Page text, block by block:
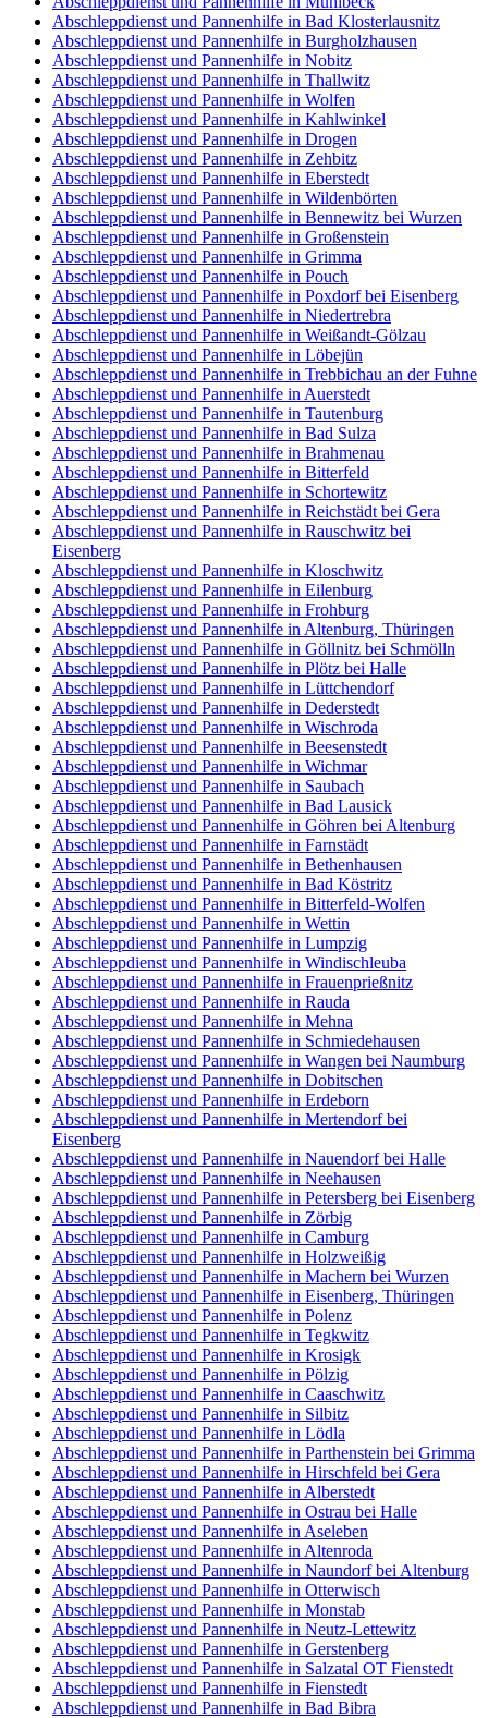
Abschleppdienst und Pannenhilfe in Bad Klosterlausnitz
Abschleppdienst und Pannenhilfe in Burgholzhausen
Abschleppdienst und Pannenhilfe in Nobitz
Abschleppdienst und Pannenhilfe in Thallwitz
Abschleppdienst und Pannenhilfe in Wolfen
Abschleppdienst und Pannenhilfe in Kahlwinkel
Abschleppdienst und Pannenhilfe in Drogen
Abschleppdienst und Pannenhilfe in Zehbitz
Abschleppdienst und Pannenhilfe in Eberstedt
Abschleppdienst und Pannenhilfe in Wildenbörten
Abschleppdienst und Pannenhilfe in Bennewitz bei Wurzen
Abschleppdienst und Pannenhilfe in Großenstein
Abschleppdienst und Pannenhilfe in Grimma
Abschleppdienst und Pannenhilfe in Pouch
Abschleppdienst und Pannenhilfe in Poxdorf bei Eisenberg
Abschleppdienst und Pannenhilfe in Niedertrebra
Abschleppdienst und Pannenhilfe in Weißandt-Gölzau
Abschleppdienst und Pannenhilfe in Löbejün
Abschleppdienst und Pannenhilfe in Trebbichau an der Fuhne
Abschleppdienst und Pannenhilfe in Auerstedt
Abschleppdienst und Pannenhilfe in Tautenburg
Abschleppdienst und Pannenhilfe in Bad Sulza
Abschleppdienst und Pannenhilfe in Brahmenau
Abschleppdienst und Pannenhilfe in Bitterfeld
Abschleppdienst und Pannenhilfe in Schortewitz
Abschleppdienst und Pannenhilfe in Reichstädt bei Gera
Abschleppdienst und Pannenhilfe in Rauschwitz bei
Eisenberg
Abschleppdienst und Pannenhilfe in Kloschwitz
Abschleppdienst und Pannenhilfe in Eilenburg
Abschleppdienst und Pannenhilfe in Frohburg
Abschleppdienst und Pannenhilfe in Altenburg, Thüringen
Abschleppdienst und Pannenhilfe in Göllnitz bei Schmölln
Abschleppdienst und Pannenhilfe in Plötz bei Halle
Abschleppdienst und Pannenhilfe in Lüttchendorf
Abschleppdienst und Pannenhilfe in Dederstedt
Abschleppdienst und Pannenhilfe in Wischroda
Abschleppdienst und Pannenhilfe in Beesenstedt
Abschleppdienst und Pannenhilfe in Wichmar
Abschleppdienst und Pannenhilfe in Saubach
Abschleppdienst und Pannenhilfe in Bad Lausick
Abschleppdienst und Pannenhilfe in Göhren bei Altenburg
Abschleppdienst und Pannenhilfe in Farnstädt
Abschleppdienst und Pannenhilfe in Bethenhausen
Abschleppdienst und Pannenhilfe in Bad Köstritz
Abschleppdienst und Pannenhilfe in Bitterfeld-Wolfen
Abschleppdienst und Pannenhilfe in Wettin
Abschleppdienst und Pannenhilfe in Lumpzig
Abschleppdienst und Pannenhilfe in Windischleuba
Abschleppdienst und Pannenhilfe in Frauenprießnitz
Abschleppdienst und Pannenhilfe in Rauda
Abschleppdienst und Pannenhilfe in Mehna
Abschleppdienst und Pannenhilfe in Schmiedehausen
Abschleppdienst und Pannenhilfe in Wangen bei Naumburg
Abschleppdienst und Pannenhilfe in Dobitschen
Abschleppdienst und Pannenhilfe in Erdeborn
Abschleppdienst und Pannenhilfe in Mertendorf bei
Eisenberg
Abschleppdienst und Pannenhilfe in Nauendorf bei Halle
Abschleppdienst und Pannenhilfe in Neehausen
Abschleppdienst und Pannenhilfe in Petersberg bei Eisenberg
Abschleppdienst und Pannenhilfe in Zörbig
Abschleppdienst und Pannenhilfe in Camburg
Abschleppdienst und Pannenhilfe in Holzweißig
Abschleppdienst und Pannenhilfe in Machern bei Wurzen
Abschleppdienst und Pannenhilfe in Eisenberg, Thüringen
Abschleppdienst und Pannenhilfe in Polenz
Abschleppdienst und Pannenhilfe in Tegkwitz
Abschleppdienst und Pannenhilfe in Krosigk
Abschleppdienst und Pannenhilfe in Pölzig
Abschleppdienst und Pannenhilfe in Caaschwitz
Abschleppdienst und Pannenhilfe in Silbitz
Abschleppdienst und Pannenhilfe in Lödla
Abschleppdienst und Pannenhilfe in Parthenstein bei Grimma
Abschleppdienst und Pannenhilfe in Hirschfeld bei Gera
Abschleppdienst und Pannenhilfe in Alberstedt
Abschleppdienst und Pannenhilfe in Ostrau bei Halle
Abschleppdienst und Pannenhilfe in Aseleben
Abschleppdienst und Pannenhilfe in Altenroda
Abschleppdienst und Pannenhilfe in Naundorf bei Altenburg
Abschleppdienst und Pannenhilfe in Otterwisch
Abschleppdienst und Pannenhilfe in Monstab
Abschleppdienst und Pannenhilfe in Neutz-Lettewitz
Abschleppdienst und Pannenhilfe in Gerstenberg
Abschleppdienst und Pannenhilfe in Salzatal OT Fienstedt
Abschleppdienst und Pannenhilfe in Fienstedt
Abschleppdienst und Pannenhilfe in Bad Bibra